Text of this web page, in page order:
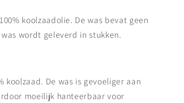
koolzaadolie. De was bevat geen
wordt geleverd in stukken.
koolzaad. De was is gevoeliger aan
moeilijk hanteerbaar voor